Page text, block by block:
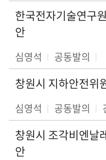
한국전자기술연구
안
심영석 공동발의
창원시 지하안전위
심영석 공동발의
창원시 조각비엔날
안